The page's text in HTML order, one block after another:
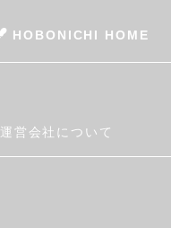
HOBONICHI HOME
運営会社について